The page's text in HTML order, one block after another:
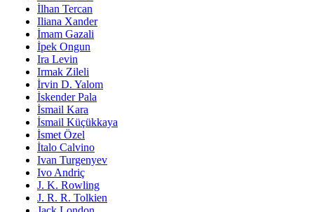
İlhan Tercan
Iliana Xander
İmam Gazali
İpek Ongun
Ira Levin
Irmak Zileli
İrvin D. Yalom
İskender Pala
İsmail Kara
İsmail Küçükkaya
İsmet Özel
İtalo Calvino
Ivan Turgenyev
Ivo Andriç
J. K. Rowling
J. R. R. Tolkien